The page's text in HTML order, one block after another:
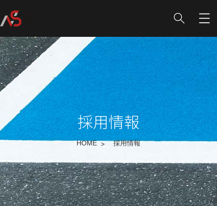
採用情報
HOME 採用情報